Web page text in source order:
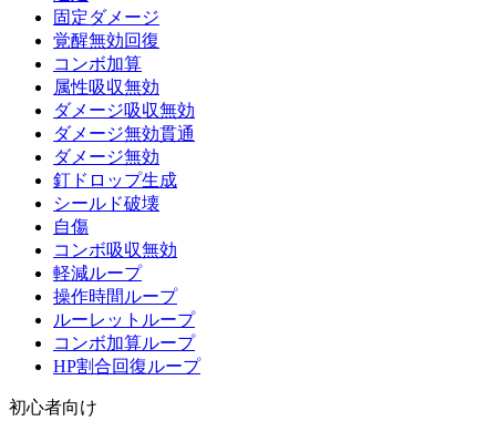
固定ダメージ
覚醒無効回復
コンボ加算
属性吸収無効
ダメージ吸収無効
ダメージ無効貫通
ダメージ無効
釘ドロップ生成
シールド破壊
自傷
コンボ吸収無効
軽減ループ
操作時間ループ
ルーレットループ
コンボ加算ループ
HP割合回復ループ
初心者向け